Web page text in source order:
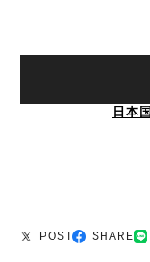
日本
POST SHARE